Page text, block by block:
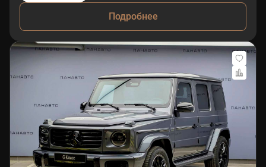
Подробнее